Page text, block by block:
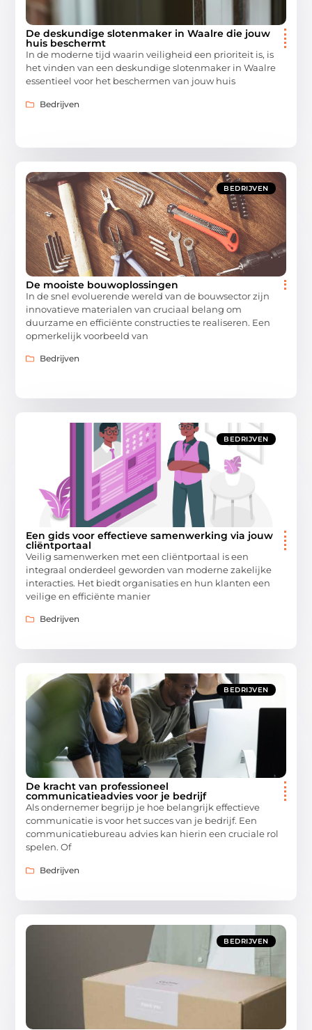
De deskundige slotenmaker in Waalre die jouw
huis beschermt
In de moderne tijd waarin veiligheid een prioriteit is, is
het vinden van een deskundige slotenmaker in Waalre
essentieel voor het beschermen van jouw huis
Bedrijven
BEDRIJVEN
De mooiste bouwoplossingen
In de snel evoluerende wereld van de bouwsector zijn
innovatieve materialen van cruciaal belang om
duurzame en efficiënte constructies te realiseren. Een
opmerkelijk voorbeeld van
Bedrijven
BEDRIJVEN
Een gids voor effectieve samenwerking via jouw
cliëntportaal
Veilig samenwerken met een cliëntportaal is een
integraal onderdeel geworden van moderne zakelijke
interacties. Het biedt organisaties en hun klanten een
veilige en efficiënte manier
Bedrijven
BEDRIJVEN
De kracht van professioneel
communicatieadvies voor je bedrijf
Als ondernemer begrijp je hoe belangrijk effectieve
communicatie is voor het succes van je bedrijf. Een
communicatiebureau advies kan hierin een cruciale rol
spelen. Of
Bedrijven
BEDRIJVEN